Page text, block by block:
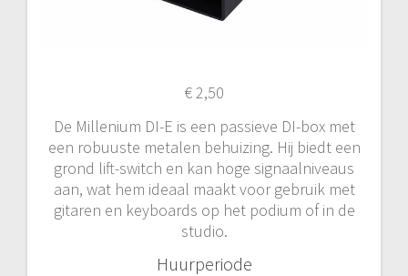
€2,50
De Millenium DI-E is een passieve DI-box met
een robuuste metalen behuizing. Hij biedt een
grond lift-switch en kan hoge signaalniveaus
aan, wat hem ideaal maakt voor gebruik met
gitaren en keyboards op het podium of in de
studio.
Huurperiode